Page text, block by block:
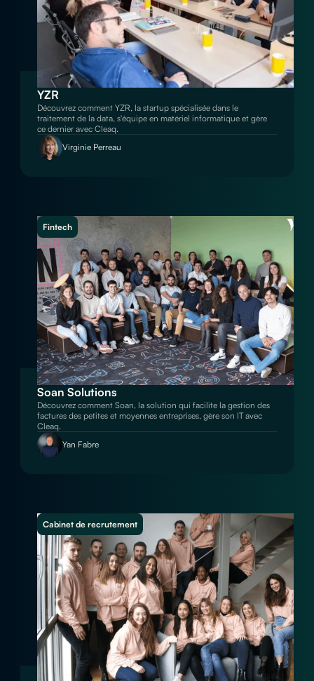
YZR
Découvrez comment YZR, la startup spécialisée dans le
traitement de la data, s'équipe en matériel informatique et gère
ce dernier avec Cleaq.
Virginie Perreau
Fintech
Soan Solutions
Découvrez comment Soan, la solution qui facilite la gestion des
factures des petites et moyennes entreprises, gère son IT avec
Cleaq.
Yan Fabre
Cabinet de recrutement